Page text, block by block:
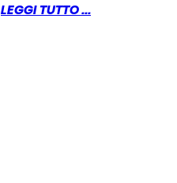
LEGGI TUTTO ...